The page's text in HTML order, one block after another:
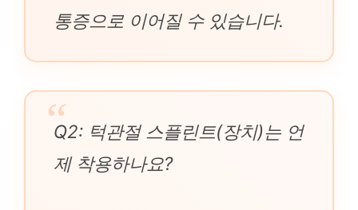
통증으로 이어질 수 있습니다.
Q2: 턱관절 스플린트(장치)는 언
제 착용하나요?